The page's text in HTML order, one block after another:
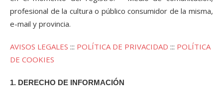
profesional de la cultura o público consumidor de la misma,
e-mail y provincia.
AVISOS LEGALES ::: POLÍTICA DE PRIVACIDAD ::: POLÍTICA
DE COOKIES
1. DERECHO DE INFORMACIÓN